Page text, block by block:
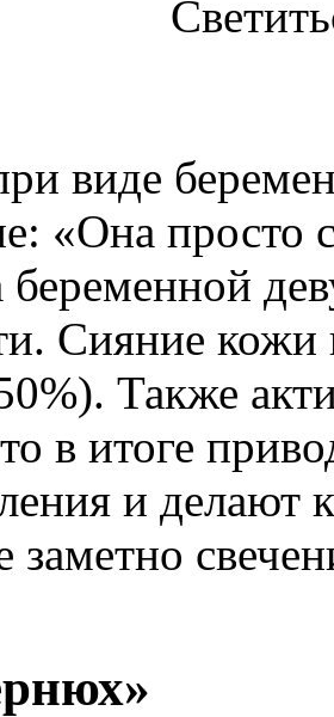
виде
«Она просто
беременной
Сияние
Также
в итоге
и делают
заметно